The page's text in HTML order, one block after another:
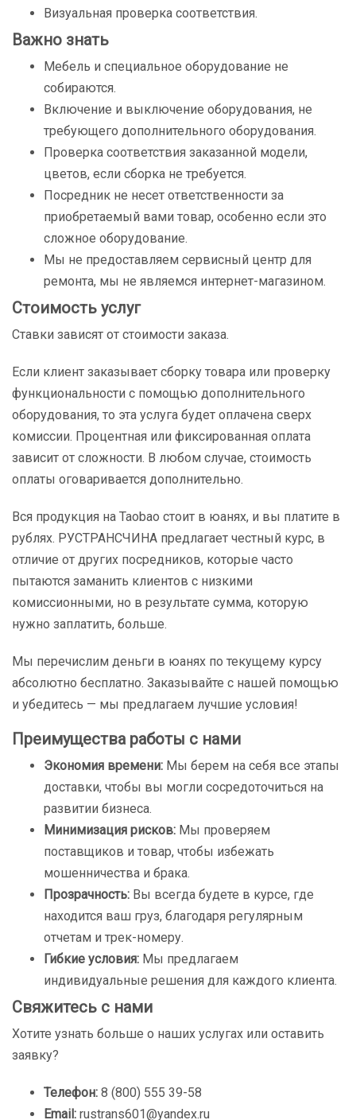
Визуальная проверка соответствия.
Важно знать
Мебель и специальное оборудование не
собираются.
Включение и выключение оборудования, не
требующего дополнительного оборудования.
Проверка соответствия заказанной модели,
цветов, если сборка не требуется.
Посредник не несет ответственности за
приобретаемый вами товар, особенно если это
сложное оборудование.
Мы не предоставляем сервисный центр для
ремонта, мы не являемся интернет-магазином.
Стоимость услуг
Ставки зависят от стоимости заказа.
Если клиент заказывает сборку товара или проверку
функциональности с помощью дополнительного
оборудования, то эта услуга будет оплачена сверх
комиссии. Процентная или фиксированная оплата
зависит от сложности. В любом случае, стоимость
оплаты оговаривается дополнительно.
Вся продукция на Taobao стоит в юанях, и вы платите в
рублях. РУСТРАНСЧИНА предлагает честный курс, в
отличие от других посредников, которые часто
пытаются заманить клиентов с низкими
комиссионными, но в результате сумма, которую
нужно заплатить, больше.
Мы перечислим деньги в юанях по текущему курсу
абсолютно бесплатно. Заказывайте с нашей помощью
и убедитесь — мы предлагаем лучшие условия!
Преимущества работы с нами
Экономия времени: Мы берем на себя все этапы
доставки, чтобы вы могли сосредоточиться на
развитии бизнеса.
Минимизация рисков: Мы проверяем
поставщиков и товар, чтобы избежать
мошенничества и брака.
Прозрачность: Вы всегда будете в курсе, где
находится ваш груз, благодаря регулярным
отчетам и трек-номеру.
Гибкие условия: Мы предлагаем
индивидуальные решения для каждого клиента.
Свяжитесь с нами
Хотите узнать больше о наших услугах или оставить
заявку?
Телефон: 8 (800) 555 39-58
Email: rustrans601@yandex.ru